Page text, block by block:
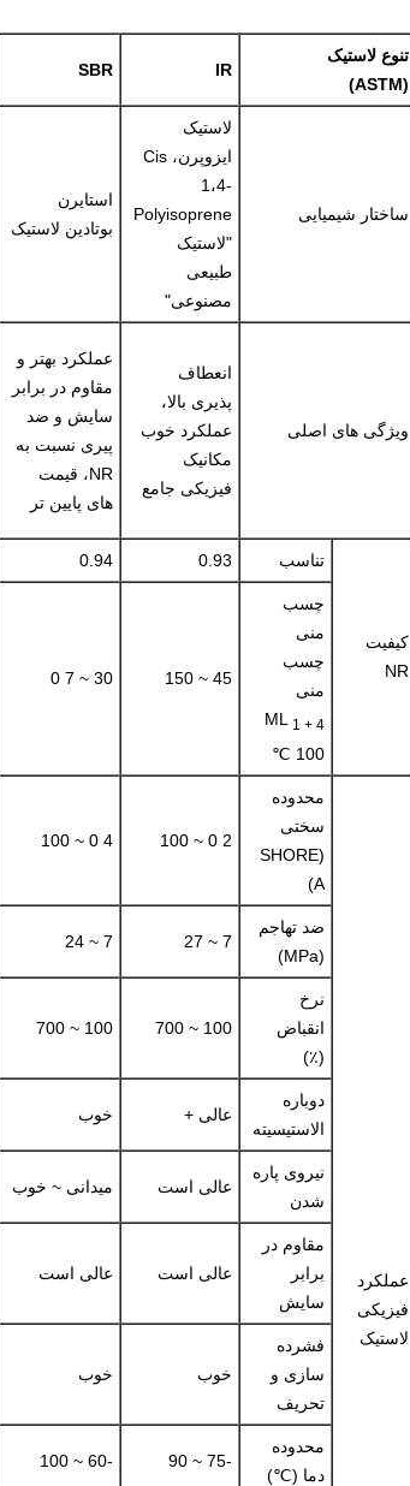
تنوع لاستیک
(ASTM)
IR
SBR
ساختار شیمیایی
لاستیک
ایزوپرن، Cis
1،4-
Polyisoprene
"لاستیک
طبیعی
مصنوعی"
استایرن
بوتادین لاستیک
ویژگی های اصلی
انعطاف
پذیری بالا،
عملکرد خوب
مکانیک
فیزیکی جامع
عملکرد بهتر و
مقاوم در برابر
سایش و ضد
پیری نسبت به
NR، قیمت
های پایین تر
کیفیت
NR
تناسب 0.93
0.94
چسب
منی
چسب
منی
ML
1 + 4
100 ℃
45 ~ 150
30 ~ 7 0
عملکرد
فیزیکی
لاستیک
محدوده
سختی
(SHORE
A)
2 0 ~ 100
4 0 ~ 100
ضد تهاجم
(MPa)
7 ~ 27
7 ~ 24
نرخ
انقباض
(٪)
100 ~ 700
100 ~ 700
دوباره
الاستیسیته
عالی + خوب
نیروی پاره
شدن
عالی است میدانی ~ خوب
مقاوم در
برابر
سایش
عالی است عالی است
فشرده
سازی و
تحریف
خوب خوب
محدوده
دما (℃)
-75 ~ 90
-60 ~ 100